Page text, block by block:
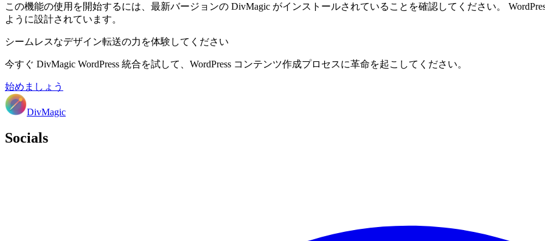
この機能の使用を開始するには、最新バージョンの DivMagic がインストールされていることを確認してください。
ように設計されています。
シームレスなデザイン転送の力を体験してください
今すぐ DivMagic WordPress 統合を試して、WordPress コンテンツ作成プロセスに革命を起こしてください。
始めましょう
DivMagic
Socials